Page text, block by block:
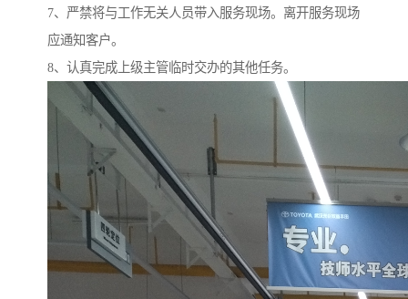
7、严禁将与工作无关人员带入服务现场。离开服务现场
应通知客户。
8、认真完成上级主管临时交办的其他任务。